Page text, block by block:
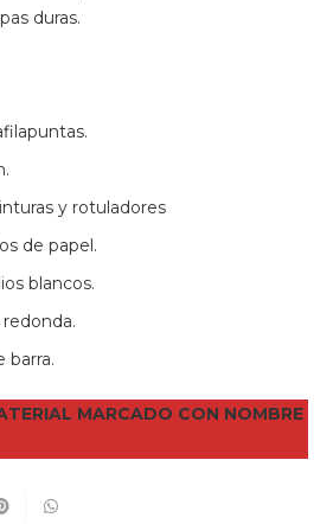
duras.
y rotuladores
de papel.
blancos.
barra.
MARCADO CON NOMBRE